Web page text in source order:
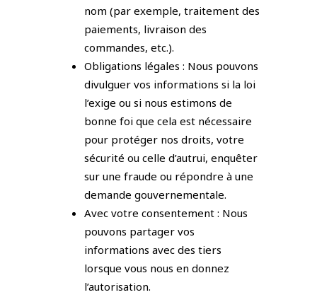
nom (par exemple, traitement des
paiements, livraison des
commandes, etc.).
Obligations légales : Nous pouvons
divulguer vos informations si la loi
l’exige ou si nous estimons de
bonne foi que cela est nécessaire
pour protéger nos droits, votre
sécurité ou celle d’autrui, enquêter
sur une fraude ou répondre à une
demande gouvernementale.
Avec votre consentement : Nous
pouvons partager vos
informations avec des tiers
lorsque vous nous en donnez
l’autorisation.